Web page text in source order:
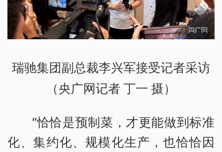
瑞驰集团副总裁李兴军接受记者采访
（央广网记者 丁一 摄）
“恰恰是预制菜，才更能做到标准
化、集约化、规模化生产，也恰恰因